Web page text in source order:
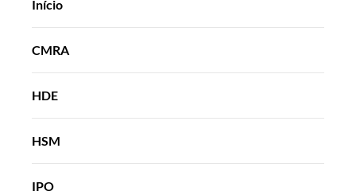
Início
CMRA
HDE
HSM
IPO